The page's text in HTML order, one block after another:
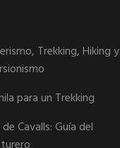
Trekking, Hiking y
para un Trekking
Cavalls: Guía del